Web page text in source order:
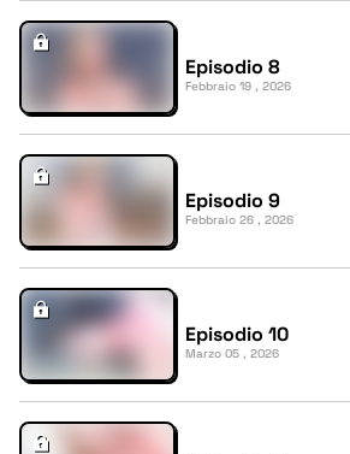
Episodio 8
Febbraio 19 , 2026
Episodio 9
Febbraio 26 , 2026
Episodio 10
Marzo 05 , 2026